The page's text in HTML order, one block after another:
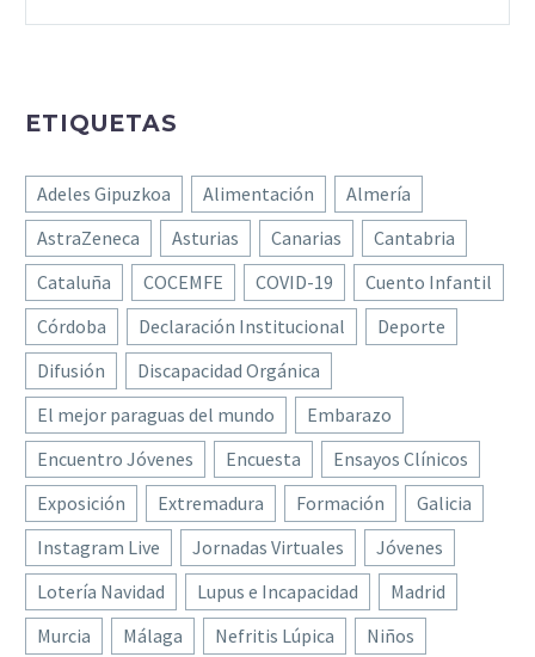
ETIQUETAS
Adeles Gipuzkoa Alimentación
Almería
AstraZeneca
Asturias Canarias
Cantabria
Cataluña
COCEMFE COVID-19
Cuento Infantil
Córdoba
Declaración Institucional
Deporte
Difusión
Discapacidad Orgánica
El mejor paraguas del mundo
Embarazo
Encuentro Jóvenes
Encuesta
Ensayos Clínicos
Exposición
Extremadura Formación
Galicia
Instagram Live
Jornadas Virtuales
Jóvenes
Lotería Navidad
Lupus e Incapacidad
Madrid
Murcia
Málaga Nefritis Lúpica
Niños